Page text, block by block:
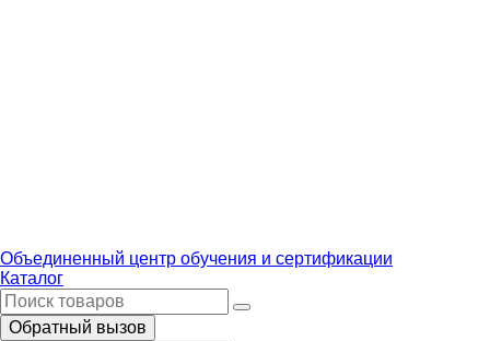
Объединенный центр обучения и сертификации
Каталог
Обратный вызов